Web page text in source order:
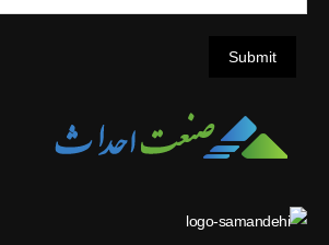
Submit